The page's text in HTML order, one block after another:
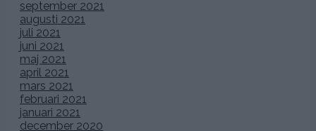
september 2021
augusti 2021
juli 2021
juni 2021
maj 2021
april 2021
mars 2021
februari 2021
januari 2021
december 2020